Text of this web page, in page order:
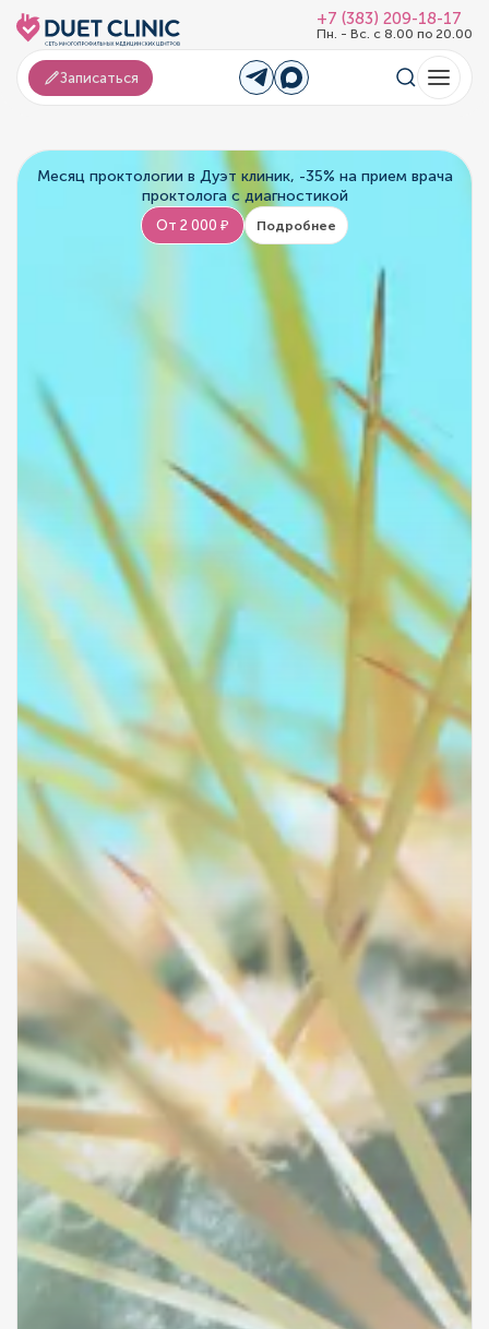
+7 (383) 209-18-17
Пн. - Вс. с 8.00 по 20.00
Записаться
Месяц проктологии в Дуэт клиник, -35% на прием врача
проктолога с диагностикой
От 2 000 ₽ Подробнее